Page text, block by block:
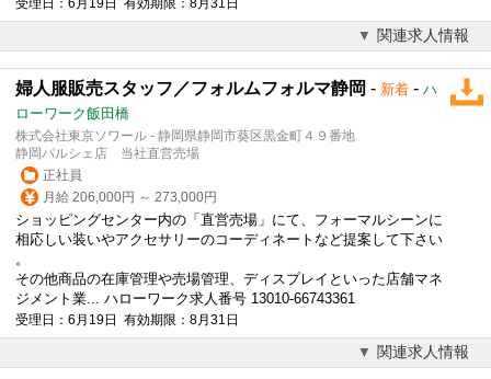
受理日：6月19日 有効期限：8月31日
関連求人情報
婦人服販売スタッフ／フォルムフォルマ静岡 - 新着 - ハ
ローワーク飯田橋
株式会社東京ソワール - 静岡県静岡市葵区黒金町４９番地
静岡パルシェ店 当社直営売場
正社員
月給 206,000円 ～ 273,000円
ショッピングセンター内の「直営売場」にて、フォーマルシーンに
相応しい装いやアクセサリーのコーディネートなど提案して下さい
。
その他商品の在庫管理や売場管理、ディスプレイといった店舗マネ
ジメント業... ハローワーク求人番号 13010-66743361
受理日：6月19日 有効期限：8月31日
関連求人情報